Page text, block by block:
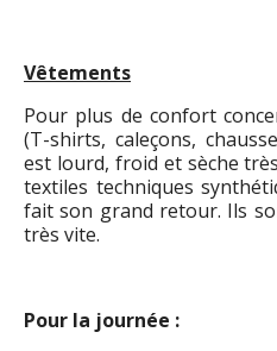
Vêtements
Pour plus de confort
(T-shirts, caleçons,
est lourd, froid et sèche
textiles techniques
fait son grand retour. Ils
très vite.
Pour la journée :